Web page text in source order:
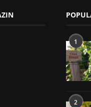
1
2